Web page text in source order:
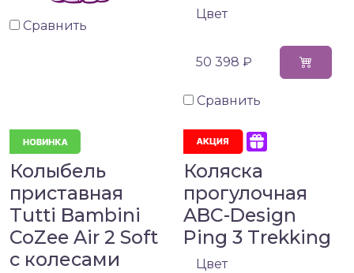
Сравнить
Цвет
50 398 ₽
Сравнить
Колыбель
приставная
Tutti Bambini
CoZee Air 2 Soft
c колесами
Коляска
прогулочная
ABC-Design
Ping 3 Trekking
Цвет